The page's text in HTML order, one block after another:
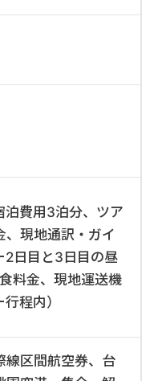
泊費用3泊分、ツア
、現地通訳・ガイ
2日目と3日目の昼
料金、現地運送機
程内）
線区間航空券、台